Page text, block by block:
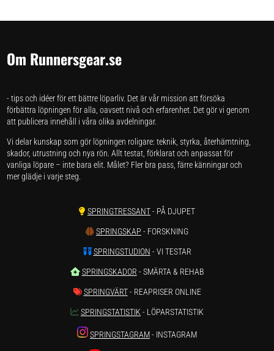
Om Runnersgear.se
- tips och idéer för ett bättre löparliv. Det är vår mission att försöka
förbättra löpningen för alla, oavsett nivå och erfarenhet. Det gör vi genom
att publicera innehåll i våra olika avdelningar.
Vi delar kunskap som gör löpningen roligare: teknik, styrka, återhämtning,
skador, utrustning och nya rön. Allt testat, förklarat och anpassat för
vanliga löpare – inte bara elit. Målet? Fler bra pass, färre känningar och
mer glädje i varje steg.
SPRINGTRESSANT- PÅ DJUPET
SPRINGSKAP - FORSKNING
SPRINGSTUDION - VI TESTAR
SPRINGSKADOR - SMÄRTA & REHAB
SPRINGVÄRT- REAPRISER ONLINE
SPRINGSTATISTIK- LÖPARSTATISTIK
SPRINGSTAGRAM- INSTAGRAM